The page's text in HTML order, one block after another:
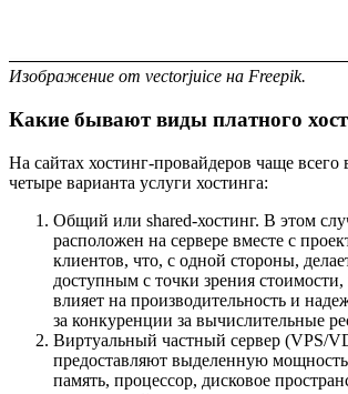
Изображение от vectorjuice на Freepik.
Какие бывают виды платного
На сайтах хостинг-провайдеров чаще всего
четыре варианта услуги хостинга:
Общий или shared-хостинг. В этом
расположен на сервере вместе с
клиентов, что, с одной стороны,
доступным с точки зрения
влияет на производительность и
за конкуренции за вычислительные
Виртуальный частный сервер (VPS/
предоставляют выделенную
память, процессор, дисковое